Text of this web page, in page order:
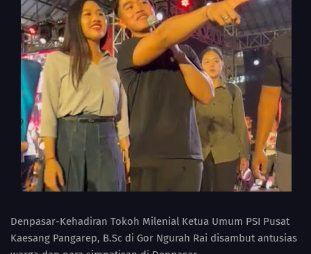
Denpasar-Kehadiran Tokoh Milenial Ketua Umum PSI Pusat
Kaesang Pangarep, B.Sc di Gor Ngurah Rai disambut antusias